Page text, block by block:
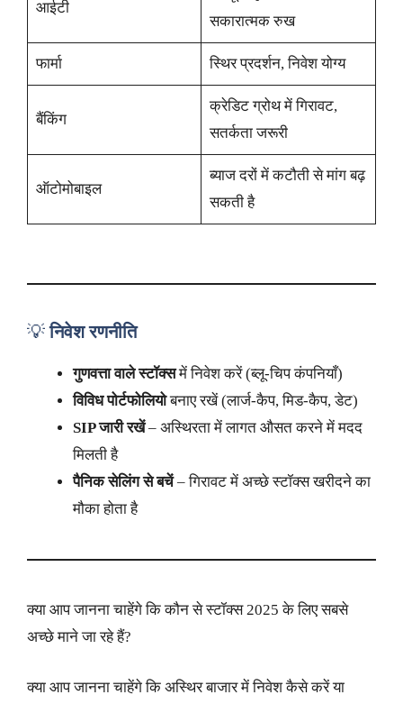
आईटी
सकारात्मक रुख
फार्मा स्थिर प्रदर्शन, निवेश योग्य
बैंकिंग
क्रेडिट ग्रोथ में गिरावट,
सतर्कता जरूरी
ऑटोमोबाइल
ब्याज दरों में कटौती से मांग बढ़
सकती है
💡निवेश रणनीति
गुणवत्ता वाले स्टॉक्समें निवेश करें (ब्लू-चिप कंपनियाँ)
विविध पोर्टफोलियोबनाए रखें (लार्ज-कैप, मिड-कैप, डेट)
SIP जारी रखें– अस्थिरता में लागत औसत करने में मदद
मिलती है
पैनिक सेलिंग से बचें– गिरावट में अच्छे स्टॉक्स खरीदने का
मौका होता है
क्या आप जानना चाहेंगे कि कौन से स्टॉक्स 2025 के लिए सबसे
अच्छे माने जा रहे हैं?
क्या आप जानना चाहेंगे कि अस्थिर बाजार में निवेश कैसे करें या